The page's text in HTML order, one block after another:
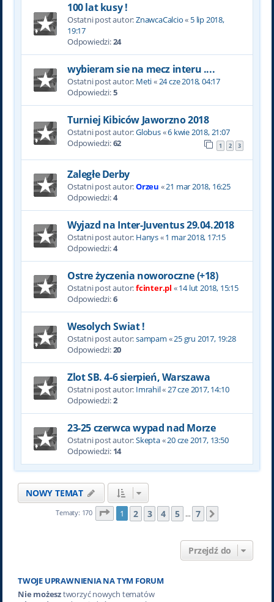
100 lat kusy !
Ostatni post autor:ZnawcaCalcio« 5 lip 2018,
19:17
Odpowiedzi:24
wybieram sie na mecz interu ....
Ostatni post autor: Meti«24 cze 2018, 04:17
Odpowiedzi:5
Turniej Kibiców Jaworzno 2018
Ostatni post autor:Globus«6 kwie 2018, 21:07
Odpowiedzi:62 1 2 3
Zaległe Derby
Ostatni post autor:Orzeu «21 mar 2018, 16:25
Odpowiedzi:4
Wyjazd na Inter-Juventus 29.04.2018
Ostatni post autor: Hanys«1 mar 2018, 17:15
Odpowiedzi:4
Ostre życzenia noworoczne (+18)
Ostatni post autor:fcinter.pl «14 lut 2018, 15:15
Odpowiedzi:6
Wesolych Swiat !
Ostatni post autor:sampam «25 gru 2017, 19:28
Odpowiedzi:20
Zlot SB. 4-6 sierpień, Warszawa
Ostatni post autor: Imrahil« 27 cze 2017, 14:10
Odpowiedzi:2
23-25 czerwca wypad nad Morze
Ostatni post autor:Skepta«20 cze 2017, 13:50
Odpowiedzi: 14
NOWY TEMAT
Tematy: 170 Strona z
1 2 3 4 5 … 7
Przejdź do
TWOJE UPRAWNIENIA NA TYM FORUM
Nie możesztworzyć nowych tematów